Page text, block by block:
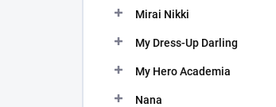
Mirai Nikki
My Dress-Up Darling
My Hero Academia
Nana